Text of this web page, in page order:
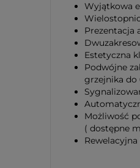
Wyjątkowa
Prezentacja
Estetyczna
Podwójne
grzejnika do
Możliwość
( dostępne